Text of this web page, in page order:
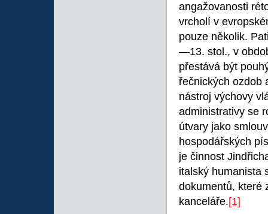
angažovanosti
vrcholí v
pouze několik.
—13. stol., v
přestává být
řečnických ozdob
nástroj výchovy
administrativy se
útvary jako
hospodářských
je činnost
italský humanista
dokumentů, které
kanceláře.[1]